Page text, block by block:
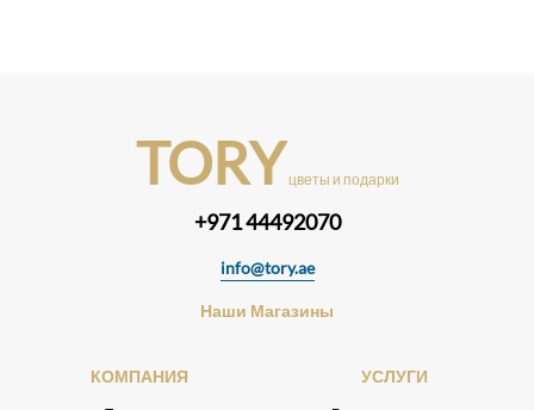
TORY цветы и подарки
+971 44492070
info@tory.ae
Наши Магазины
КОМПАНИЯ УСЛУГИ